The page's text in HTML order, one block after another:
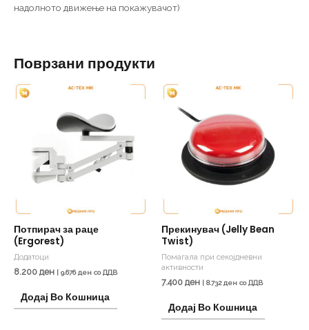
надолното движење на покажувачот)
Поврзани продукти
Потпирач за раце
(Ergorest)
Додатоци
8.200 ден 9.676ден со ДДВ
Додај Во Кошница
Прекинувач (Jelly Bean
Twist)
Помагала при секојдневни
активности
7.400 ден 8.732ден со ДДВ
Додај Во Кошница